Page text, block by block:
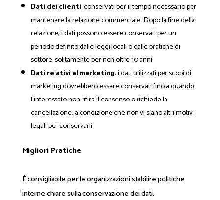
Dati dei clienti: conservati per il tempo necessario per
mantenere la relazione commerciale. Dopo la fine della
relazione, i dati possono essere conservati per un
periodo definito dalle leggi locali o dalle pratiche di
settore, solitamente per non oltre 10 anni.
Dati relativi al marketing: i dati utilizzati per scopi di
marketing dovrebbero essere conservati fino a quando
l'interessato non ritira il consenso o richiede la
cancellazione, a condizione che non vi siano altri motivi
legali per conservarli.
Migliori Pratiche
È consigliabile per le organizzazioni stabilire politiche
interne chiare sulla conservazione dei dati,